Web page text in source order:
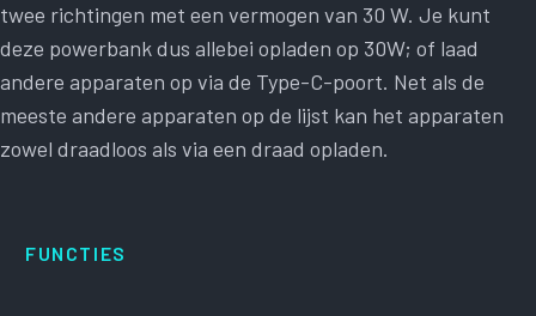
twee richtingen met een vermogen van 30 W. Je kunt
deze powerbank dus allebei opladen op 30W; of laad
andere apparaten op via de Type-C-poort. Net als de
meeste andere apparaten op de lijst kan het apparaten
zowel draadloos als via een draad opladen.
FUNCTIES